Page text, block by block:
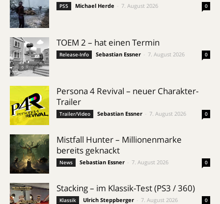
PS5 Michael Herde 7. August 2026 0
TOEM 2 – hat einen Termin
Release-Info Sebastian Essner 7. August 2026 0
Persona 4 Revival – neuer Charakter-
Trailer
Trailer/Video Sebastian Essner 7. August 2026 0
Mistfall Hunter – Millionenmarke
bereits geknackt
News Sebastian Essner 7. August 2026 0
Stacking – im Klassik-Test (PS3 / 360)
Klassik Ulrich Steppberger 7. August 2026 0